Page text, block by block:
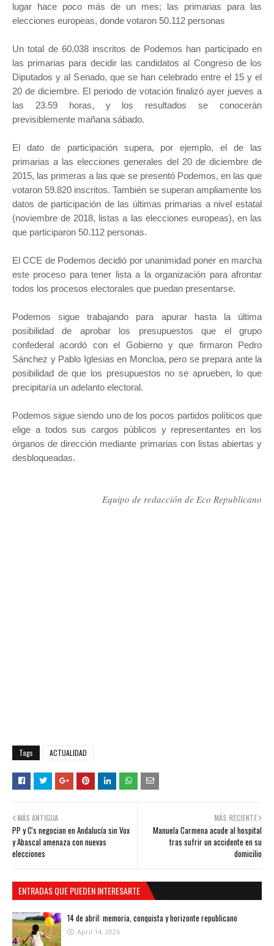
lugar hace poco más de un mes; las primarias para las
elecciones europeas, donde votaron 50.112 personas
Un total de 60.038 inscritos de Podemos han participado en
las primarias para decidir las candidatos al Congreso de los
Diputados y al Senado, que se han celebrado entre el 15 y el
20 de diciembre. El periodo de votación finalizó ayer jueves a
las 23.59 horas, y los resultados se conocerán
previsiblemente mañana sábado.
El dato de participación supera, por ejemplo, el de las
primarias a las elecciones generales del 20 de diciembre de
2015, las primeras a las que se presentó Podemos, en las que
votaron 59.820 inscritos. También se superan ampliamente los
datos de participación de las últimas primarias a nivel estatal
(noviembre de 2018, listas a las elecciones europeas), en las
que participaron 50.112 personas.
El CCE de Podemos decidió por unanimidad poner en marcha
este proceso para tener lista a la organización para afrontar
todos los procesos electorales que puedan presentarse.
Podemos sigue trabajando para apurar hasta la última
posibilidad de aprobar los presupuestos que el grupo
confederal acordó con el Gobierno y que firmaron Pedro
Sánchez y Pablo Iglesias en Moncloa, pero se prepara ante la
posibilidad de que los presupuestos no se aprueben, lo que
precipitaría un adelanto electoral.
Podemos sigue siendo uno de los pocos partidos políticos que
elige a todos sus cargos públicos y representantes en los
órganos de dirección mediante primarias con listas abiertas y
desbloqueadas.
Equipo de redacción de Eco Republicano
Tags ACTUALIDAD
MÁS RECIENTE
Manuela Carmena acude al hospital
tras sufrir un accidente en su
domicilio
MÁS ANTIGUA
PP y C's negocian en Andalucía sin Vox
y Abascal amenaza con nuevas
elecciones
ENTRADAS QUE PUEDEN INTERESARTE
14 de abril: memoria, conquista y horizonte republicano
April 14, 2026